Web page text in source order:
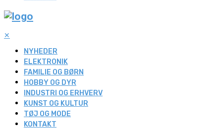
✕
NYHEDER
ELEKTRONIK
FAMILIE OG BØRN
HOBBY OG DYR
INDUSTRI OG ERHVERV
KUNST OG KULTUR
TØJ OG MODE
KONTAKT